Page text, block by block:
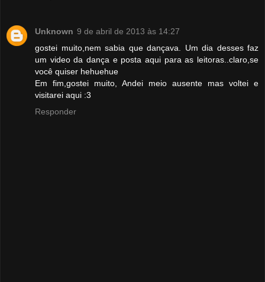
Unknown 9 de abril de 2013 às 14:27
gostei muito,nem sabia que dançava. Um dia desses faz
um video da dança e posta aqui para as leitoras..claro,se
você quiser hehuehue
Em fim,gostei muito, Andei meio ausente mas voltei e
visitarei aqui :3
Responder